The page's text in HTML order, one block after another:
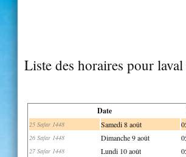
Liste des horaires pour
Date
25 Safar 1448 Samedi 8 août
26 Safar 1448 Dimanche 9 août
27 Safar 1448 Lundi 10 août